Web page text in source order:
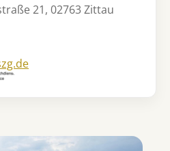
21, 02763 Zittau